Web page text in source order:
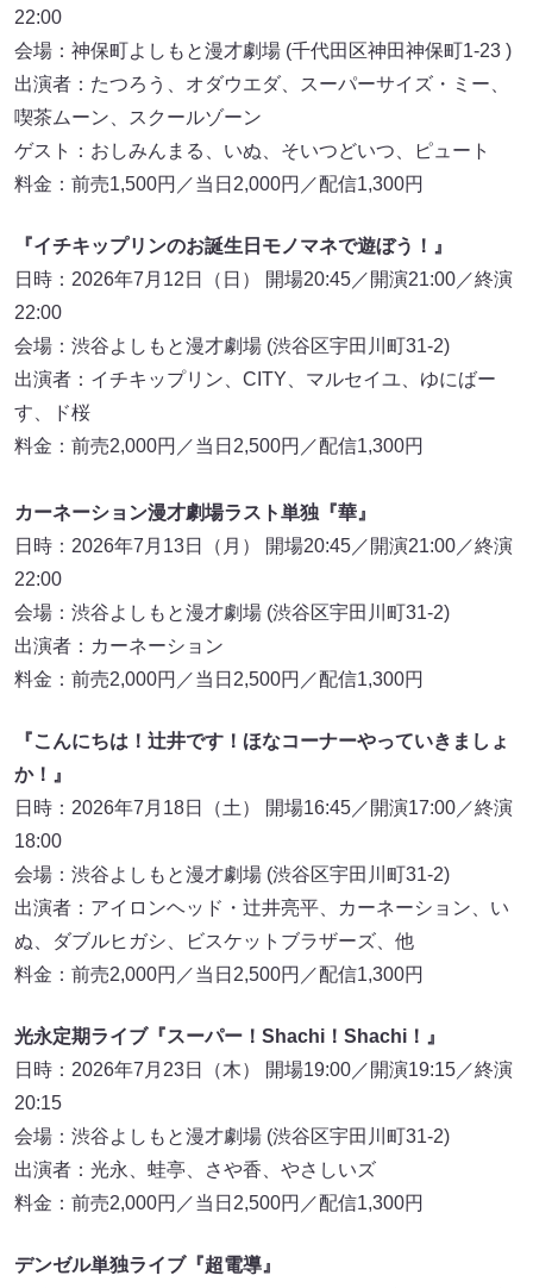
22:00
会場：神保町よしもと漫才劇場 (千代田区神田神保町1-23 )
出演者：たつろう、オダウエダ、スーパーサイズ・ミー、
喫茶ムーン、スクールゾーン
ゲスト：おしみんまる、いぬ、そいつどいつ、ピュート
料金：前売1,500円／当日2,000円／配信1,300円
『イチキップリンのお誕生日モノマネで遊ぼう！』
日時：2026年7月12日（日） 開場20:45／開演21:00／終演
22:00
会場：渋谷よしもと漫才劇場 (渋谷区宇田川町31-2)
出演者：イチキップリン、CITY、マルセイユ、ゆにばー
す、ド桜
料金：前売2,000円／当日2,500円／配信1,300円
カーネーション漫才劇場ラスト単独『華』
日時：2026年7月13日（月） 開場20:45／開演21:00／終演
22:00
会場：渋谷よしもと漫才劇場 (渋谷区宇田川町31-2)
出演者：カーネーション
料金：前売2,000円／当日2,500円／配信1,300円
『こんにちは！辻井です！ほなコーナーやっていきましょ
か！』
日時：2026年7月18日（土） 開場16:45／開演17:00／終演
18:00
会場：渋谷よしもと漫才劇場 (渋谷区宇田川町31-2)
出演者：アイロンヘッド・辻井亮平、カーネーション、い
ぬ、ダブルヒガシ、ビスケットブラザーズ、他
料金：前売2,000円／当日2,500円／配信1,300円
光永定期ライブ『スーパー！Shachi！Shachi！』
日時：2026年7月23日（木） 開場19:00／開演19:15／終演
20:15
会場：渋谷よしもと漫才劇場 (渋谷区宇田川町31-2)
出演者：光永、蛙亭、さや香、やさしいズ
料金：前売2,000円／当日2,500円／配信1,300円
デンゼル単独ライブ『超電導』